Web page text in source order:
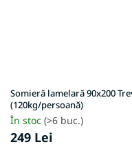
Somieră lamelară 90x200
(120kg/persoană)
În stoc (>6 buc.)
249 Lei